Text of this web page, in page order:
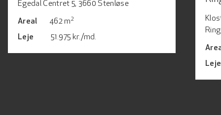
Egedal Centret 5, 3660 Stenløse
Areal 462 m2
Leje 51.975 kr./md.
Leje